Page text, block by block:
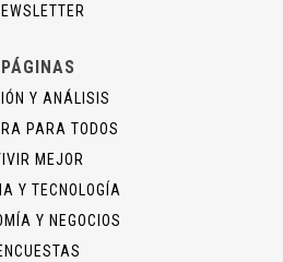
PÁGINAS
Y ANÁLISIS
PARA TODOS
MEJOR
Y TECNOLOGÍA
Y NEGOCIOS